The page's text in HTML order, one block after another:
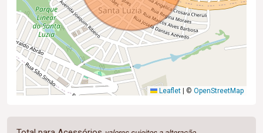
Leaflet © OpenStreetMap